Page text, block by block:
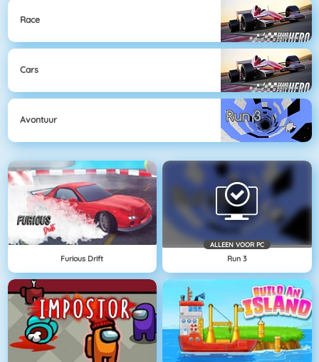
Race
Cars
Avontuur
Furious Drift
ALLEEN VOOR PC
Run 3